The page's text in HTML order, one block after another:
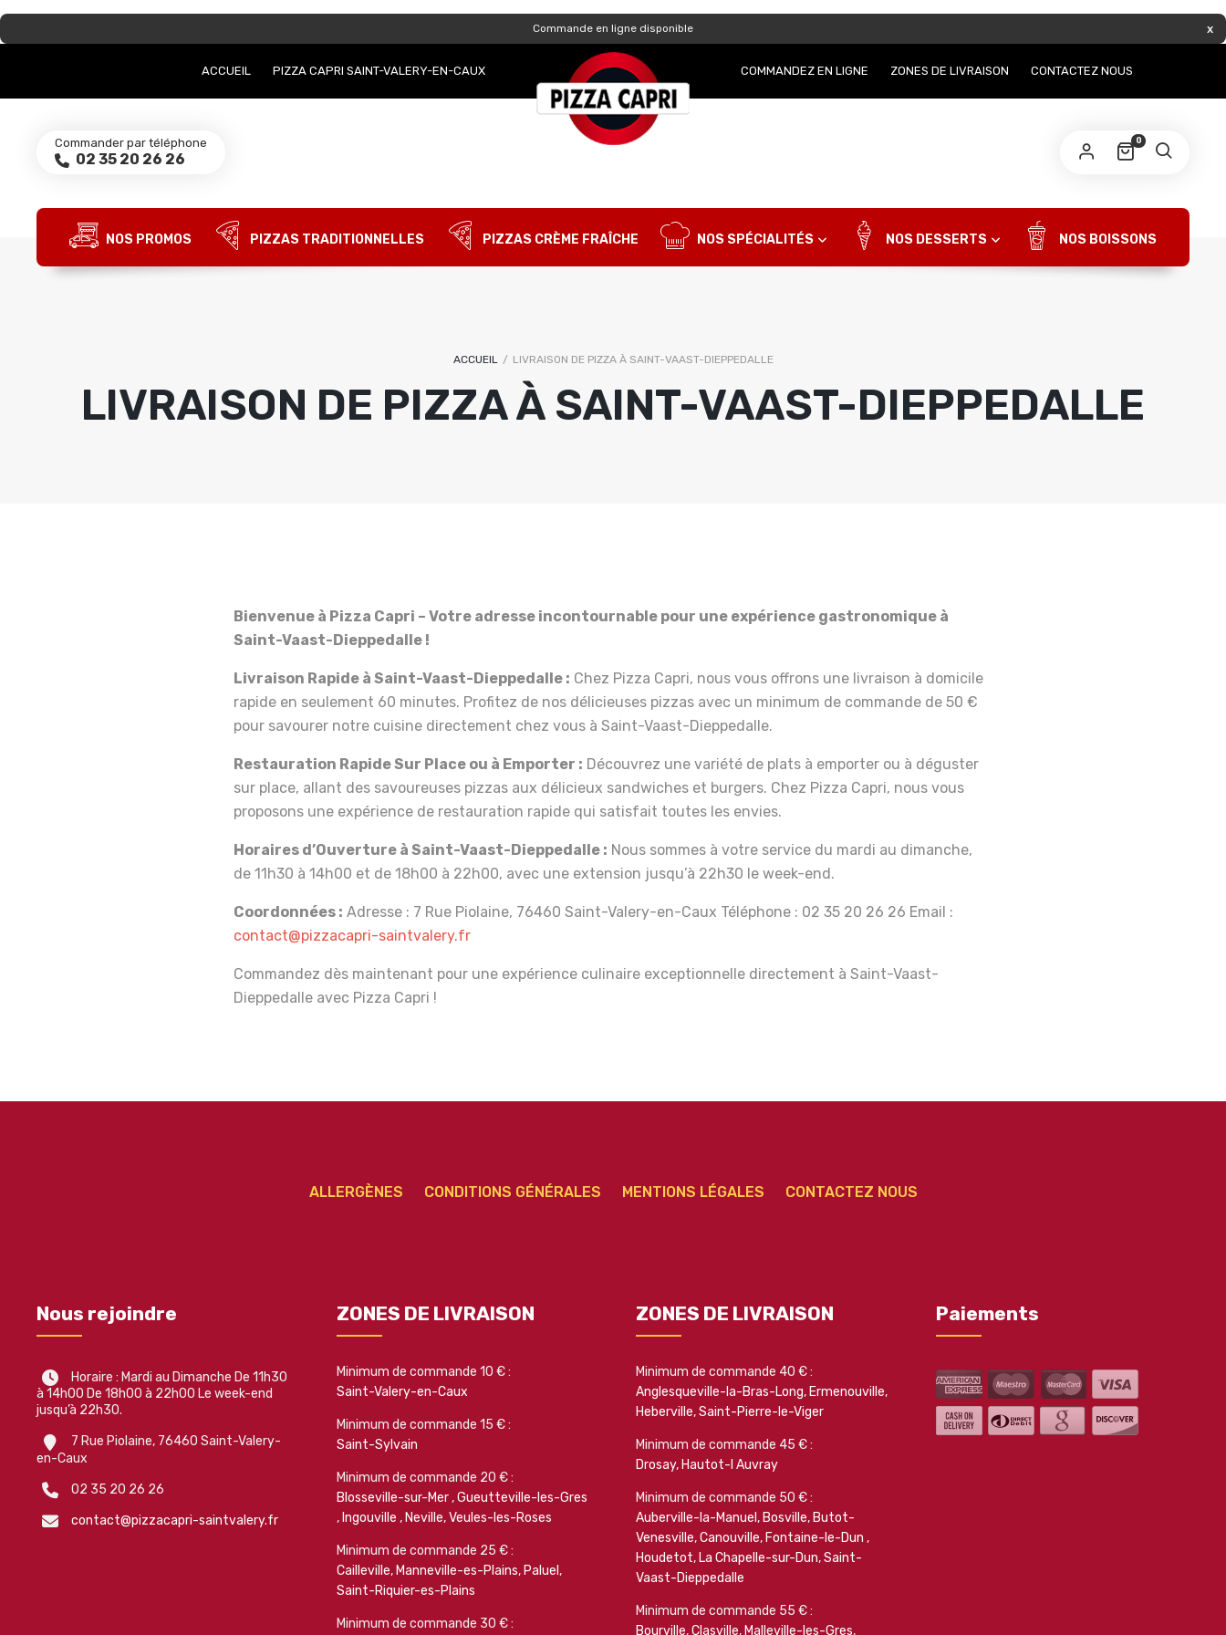
Commande en ligne disponible
COMMANDEZ EN LIGNE ZONES DE LIVRAISON CONTACTEZ NOUS
ACCUEIL PIZZA CAPRI SAINT-VALERY-EN-CAUX
Commander par téléphone
02 35 20 26 26
0
MOT DE PASSE
NOS PROMOS
PIZZAS TRADITIONNELLES PIZZAS CRÈME FRAÎCHE NOS SPÉCIALITÉS NOS DESSERTS NOS BOISSONS
ACCUEIL / LIVRAISON DE PIZZA À SAINT-VAAST-DIEPPEDALLE
LIVRAISON DE PIZZA À SAINT-VAAST-DIEPPEDALLE
Bienvenue à Pizza Capri – Votre adresse incontournable pour une expérience gastronomique à
Saint-Vaast-Dieppedalle !
Livraison Rapide à Saint-Vaast-Dieppedalle : Chez Pizza Capri, nous vous offrons une livraison à domicile
rapide en seulement 60 minutes. Profitez de nos délicieuses pizzas avec un minimum de commande de 50 €
pour savourer notre cuisine directement chez vous à Saint-Vaast-Dieppedalle.
Restauration Rapide Sur Place ou à Emporter : Découvrez une variété de plats à emporter ou à déguster
sur place, allant des savoureuses pizzas aux délicieux sandwiches et burgers. Chez Pizza Capri, nous vous
proposons une expérience de restauration rapide qui satisfait toutes les envies.
Horaires d’Ouverture à Saint-Vaast-Dieppedalle : Nous sommes à votre service du mardi au dimanche,
de 11h30 à 14h00 et de 18h00 à 22h00, avec une extension jusqu’à 22h30 le week-end.
Coordonnées : Adresse : 7 Rue Piolaine, 76460 Saint-Valery-en-Caux Téléphone : 02 35 20 26 26 Email :
contact@pizzacapri-saintvalery.fr
Commandez dès maintenant pour une expérience culinaire exceptionnelle directement à Saint-Vaast-
Dieppedalle avec Pizza Capri !
ALLERGÈNES CONDITIONS GÉNÉRALES MENTIONS LÉGALES CONTACTEZ NOUS
Nous rejoindre
Horaire : Mardi au Dimanche De 11h30
à 14h00 De 18h00 à 22h00 Le week-end
jusqu’à 22h30.
7 Rue Piolaine, 76460 Saint-Valery-
en-Caux
02 35 20 26 26
contact@pizzacapri-saintvalery.fr
ZONES DE LIVRAISON
Minimum de commande 10 € :
Saint-Valery-en-Caux
Minimum de commande 15 € :
Saint-Sylvain
Minimum de commande 20 € :
Blosseville-sur-Mer,Gueutteville-les-Gres
, Ingouville , Neville,Veules-les-Roses
Minimum de commande 25 € :
Cailleville, Manneville-es-Plains, Paluel ,
Saint-Riquier-es-Plains
Minimum de commande 30 € :
ZONES DE LIVRAISON
Minimum de commande 40 € :
Anglesqueville-la-Bras-Long, Ermenouville,
Heberville,Saint-Pierre-le-Viger
Minimum de commande 45 € :
Drosay, Hautot-l Auvray
Minimum de commande 50 € :
Auberville-la-Manuel, Bosville, Butot-
Venesville,Canouville, Fontaine-le-Dun ,
Houdetot, La Chapelle-sur-Dun,Saint-
Vaast-Dieppedalle
Minimum de commande 55 € :
Bourville,Clasville, Malleville-les-Gres,
Paiements